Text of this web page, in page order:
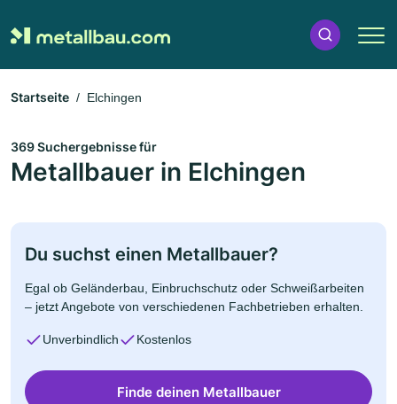
Startseite Elchingen
369 Suchergebnisse für
Metallbauer in Elchingen
Du suchst einen Metallbauer?
Egal ob Geländerbau, Einbruchschutz oder Schweißarbeiten
– jetzt Angebote von verschiedenen Fachbetrieben erhalten.
Unverbindlich Kostenlos
Finde deinen Metallbauer